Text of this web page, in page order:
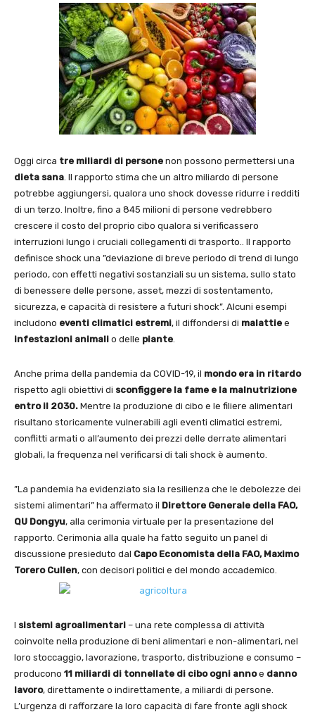
Oggi circa tre miliardi di persone non possono permettersi una
dieta sana. Il rapporto stima che un altro miliardo di persone
potrebbe aggiungersi, qualora uno shock dovesse ridurre i redditi
di un terzo. Inoltre, fino a 845 milioni di persone vedrebbero
crescere il costo del proprio cibo qualora si verificassero
interruzioni lungo i cruciali collegamenti di trasporto.. Il rapporto
definisce shock una ”deviazione di breve periodo di trend di lungo
periodo, con effetti negativi sostanziali su un sistema, sullo stato
di benessere delle persone, asset, mezzi di sostentamento,
sicurezza, e capacità di resistere a futuri shock”. Alcuni esempi
includono eventi climatici estremi, il diffondersi di malattie e
infestazioni animali o delle piante.
Anche prima della pandemia da COVID-19, il mondo era in ritardo
rispetto agli obiettivi di sconfiggere la fame e la malnutrizione
entro il 2030. Mentre la produzione di cibo e le filiere alimentari
risultano storicamente vulnerabili agli eventi climatici estremi,
conflitti armati o all’aumento dei prezzi delle derrate alimentari
globali, la frequenza nel verificarsi di tali shock è aumento.
”La pandemia ha evidenziato sia la resilienza che le debolezze dei
sistemi alimentari” ha affermato il Direttore Generale della FAO,
QU Dongyu, alla cerimonia virtuale per la presentazione del
rapporto. Cerimonia alla quale ha fatto seguito un panel di
discussione presieduto dal Capo Economista della FAO, Maximo
Torero Cullen, con decisori politici e del mondo accademico.
I sistemi agroalimentari – una rete complessa di attività
coinvolte nella produzione di beni alimentari e non-alimentari, nel
loro stoccaggio, lavorazione, trasporto, distribuzione e consumo –
producono 11 miliardi di tonnellate di cibo ogni annoe danno
lavoro, direttamente o indirettamente, a miliardi di persone.
L’urgenza di rafforzare la loro capacità di fare fronte agli shock